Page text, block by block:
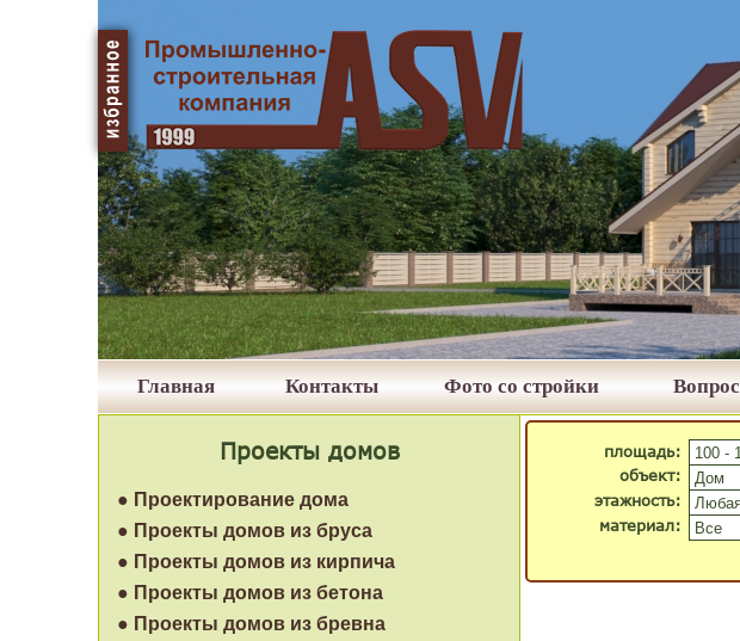
Главная Фото со стройки
Контакты
Проекты домов
● Проектирование дома
● Проекты домов из бруса
● Проекты домов из кирпича
● Проекты домов из бетона
● Проекты домов из бревна
объект:
материал:
площадь:
этажность: